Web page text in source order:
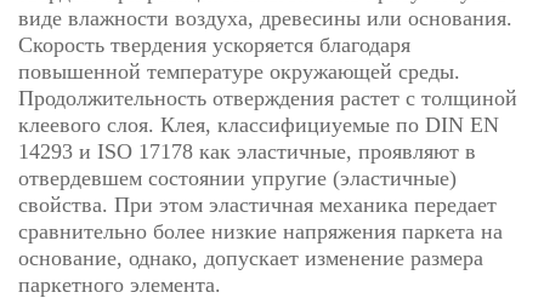
виде влажности воздуха, древесины или основания.
Скорость твердения ускоряется благодаря
повышенной температуре окружающей среды.
Продолжительность отверждения растет с толщиной
клеевого слоя. Клея, классифициуемые по DIN EN
14293 и ISO 17178 как эластичные, проявляют в
отвердевшем состоянии упругие (эластичные)
свойства. При этом эластичная механика передает
сравнительно более низкие напряжения паркета на
основание, однако, допускает изменение размера
паркетного элемента.